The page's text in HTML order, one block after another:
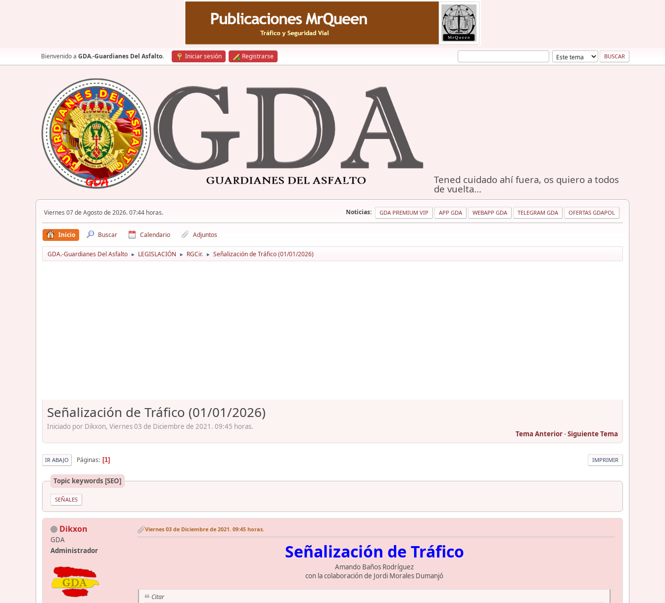
Bienvenido a GDA.-Guardianes Del Asfalto. Iniciar sesión Registrarse
Tened cuidado ahí fuera, os quiero a todos
de vuelta...
Viernes 07 de Agosto de 2026. 07:44 horas. Noticias: GDA PREMIUM VIP APP GDA WEBAPP GDA TELEGRAM GDA OFERTAS GDAPOL
Inicio Buscar Calendario Adjuntos
GDA.-Guardianes Del Asfalto ► LEGISLACIÓN ► RGCir. ► Señalización de Tráfico (01/01/2026)
Señalización de Tráfico (01/01/2026)
Iniciado por Dikxon, Viernes 03 de Diciembre de 2021. 09:45 horas.
Tema Anterior-Siguiente Tema
IMPRIMIR
IR ABAJO Páginas 1
Topic keywords [SEO]
SEÑALES
Dikxon
GDA
Administrador
Viernes 03 de Diciembre de 2021. 09:45 horas.
Señalización de Tráfico
Amando Baños Rodríguez
con la colaboración de Jordi Morales Dumanjó
Citar